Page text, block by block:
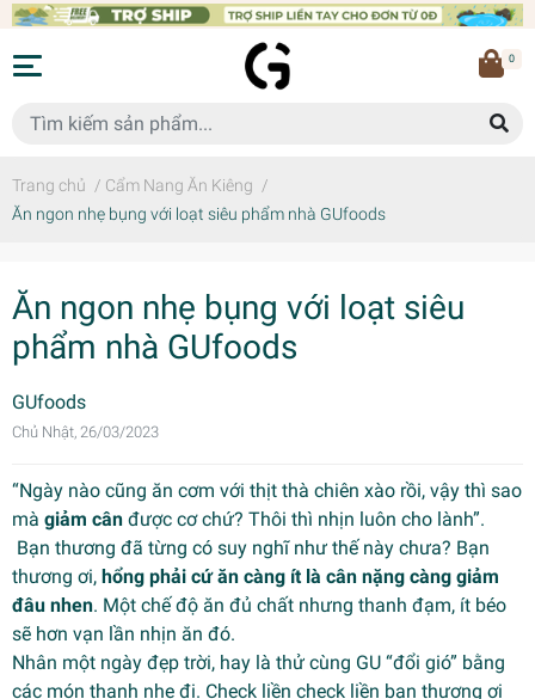
0
Trang chủ / Cẩm Nang Ăn Kiêng /
Ăn ngon nhẹ bụng với loạt siêu phẩm nhà GUfoods
Ăn ngon nhẹ bụng với loạt siêu
phẩm nhà GUfoods
GUfoods
Chủ Nhật, 26/03/2023
“Ngày nào cũng ăn cơm với thịt thà chiên xào rồi, vậy thì sao
mà giảm cân được cơ chứ? Thôi thì nhịn luôn cho lành”.
Bạn thương đã từng có suy nghĩ như thế này chưa? Bạn
thương ơi, hổng phải cứ ăn càng ít là cân nặng càng giảm
đâu nhen. Một chế độ ăn đủ chất nhưng thanh đạm, ít béo
sẽ hơn vạn lần nhịn ăn đó.
Nhân một ngày đẹp trời, hay là thử cùng GU “đổi gió” bằng
các món thanh nhẹ đi. Check liền check liền bạn thương ơi